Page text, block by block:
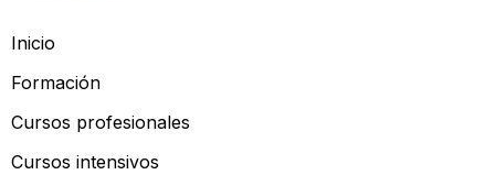
Inicio
Formación
Cursos profesionales
Cursos intensivos